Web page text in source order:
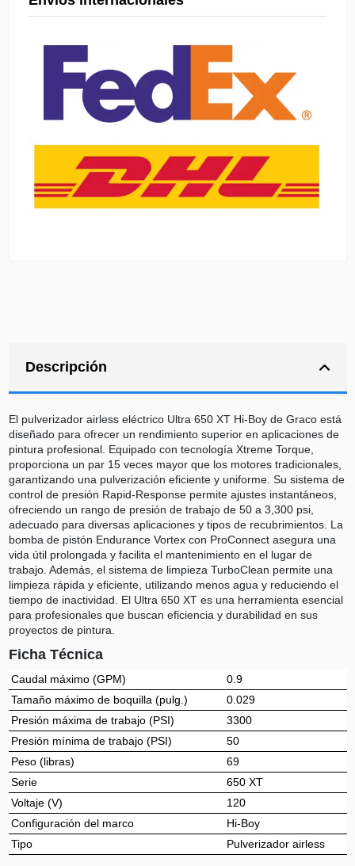
Descripción
El pulverizador airless eléctrico Ultra 650 XT Hi-Boy de Graco está
diseñado para ofrecer un rendimiento superior en aplicaciones de
pintura profesional. Equipado con tecnología Xtreme Torque,
proporciona un par 15 veces mayor que los motores tradicionales,
garantizando una pulverización eficiente y uniforme. Su sistema de
control de presión Rapid-Response permite ajustes instantáneos,
ofreciendo un rango de presión de trabajo de 50 a 3,300 psi,
adecuado para diversas aplicaciones y tipos de recubrimientos. La
bomba de pistón Endurance Vortex con ProConnect asegura una
vida útil prolongada y facilita el mantenimiento en el lugar de
trabajo. Además, el sistema de limpieza TurboClean permite una
limpieza rápida y eficiente, utilizando menos agua y reduciendo el
tiempo de inactividad. El Ultra 650 XT es una herramienta esencial
para profesionales que buscan eficiencia y durabilidad en sus
proyectos de pintura.
Ficha Técnica
Caudal máximo (GPM)
0.9
Tamaño máximo de boquilla (pulg.)
0.029
Presión máxima de trabajo (PSI)
3300
Presión mínima de trabajo (PSI)
50
Peso (libras)
69
Serie
650 XT
Voltaje (V)
120
Configuración del marco
Hi-Boy
Tipo
Pulverizador airless